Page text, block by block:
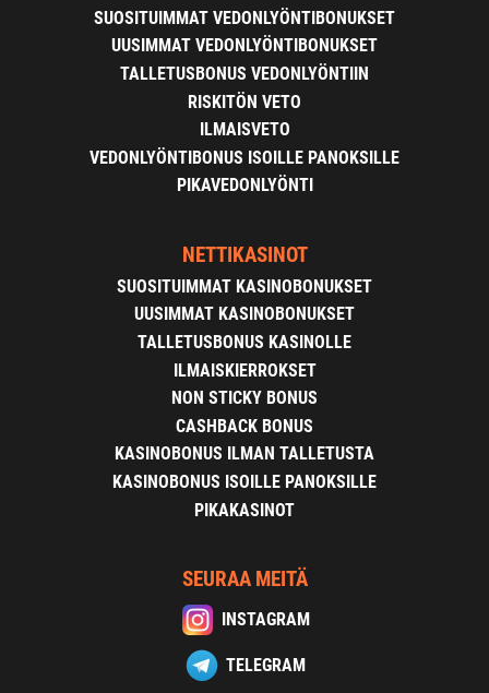
SUOSITUIMMAT VEDONLYÖNTIBONUKSET
UUSIMMAT VEDONLYÖNTIBONUKSET
TALLETUSBONUS VEDONLYÖNTIIN
RISKITÖN VETO
ILMAISVETO
VEDONLYÖNTIBONUS ISOILLE PANOKSILLE
PIKAVEDONLYÖNTI
NETTIKASINOT
SUOSITUIMMAT KASINOBONUKSET
UUSIMMAT KASINOBONUKSET
TALLETUSBONUS KASINOLLE
ILMAISKIERROKSET
NON STICKY BONUS
CASHBACK BONUS
KASINOBONUS ILMAN TALLETUSTA
KASINOBONUS ISOILLE PANOKSILLE
PIKAKASINOT
SEURAA MEITÄ
INSTAGRAM
TELEGRAM